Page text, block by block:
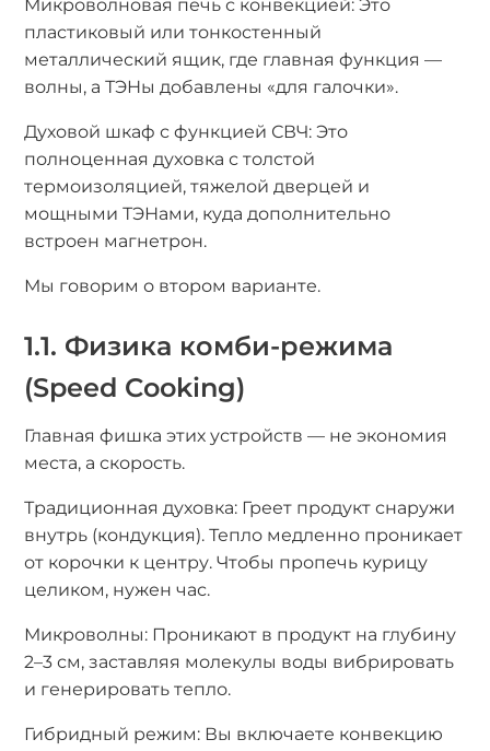
Микроволновая печь с конвекцией: Это
пластиковый или тонкостенный
металлический ящик, где главная функция —
волны, а ТЭНы добавлены «для галочки».
Духовой шкаф с функцией СВЧ: Это
полноценная духовка с толстой
термоизоляцией, тяжелой дверцей и
мощными ТЭНами, куда дополнительно
встроен магнетрон.
Мы говорим о втором варианте.
1.1. Физика комби-режима
(Speed Cooking)
Главная фишка этих устройств — не экономия
места, а скорость.
Традиционная духовка: Греет продукт снаружи
внутрь (кондукция). Тепло медленно проникает
от корочки к центру. Чтобы пропечь курицу
целиком, нужен час.
Микроволны: Проникают в продукт на глубину
2–3 см, заставляя молекулы воды вибрировать
и генерировать тепло.
Гибридный режим: Вы включаете конвекцию